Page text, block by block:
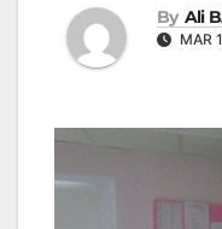
By Ali
MAR